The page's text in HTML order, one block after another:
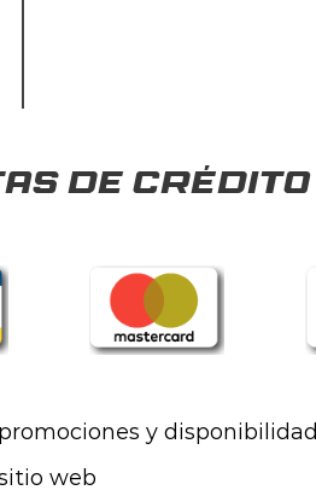
de crédito
y disponibilidad
web